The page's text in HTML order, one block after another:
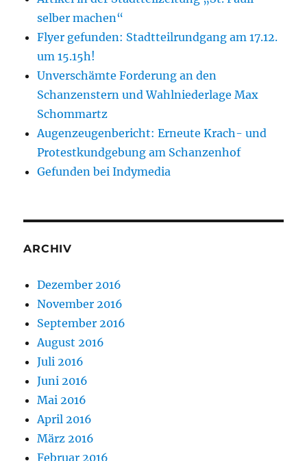
selber machen“
Flyer gefunden: Stadtteilrundgang am 17.12.
um 15.15h!
Unverschämte Forderung an den
Schanzenstern und Wahlniederlage Max
Schommartz
Augenzeugenbericht: Erneute Krach- und
Protestkundgebung am Schanzenhof
Gefunden bei Indymedia
ARCHIV
Dezember 2016
November 2016
September 2016
August 2016
Juli 2016
Juni 2016
Mai 2016
April 2016
März 2016
Februar 2016